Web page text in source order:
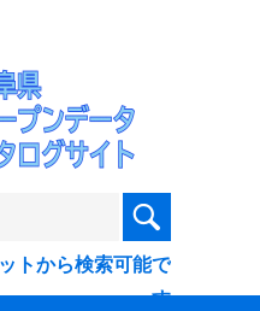
トから検索可能で
す